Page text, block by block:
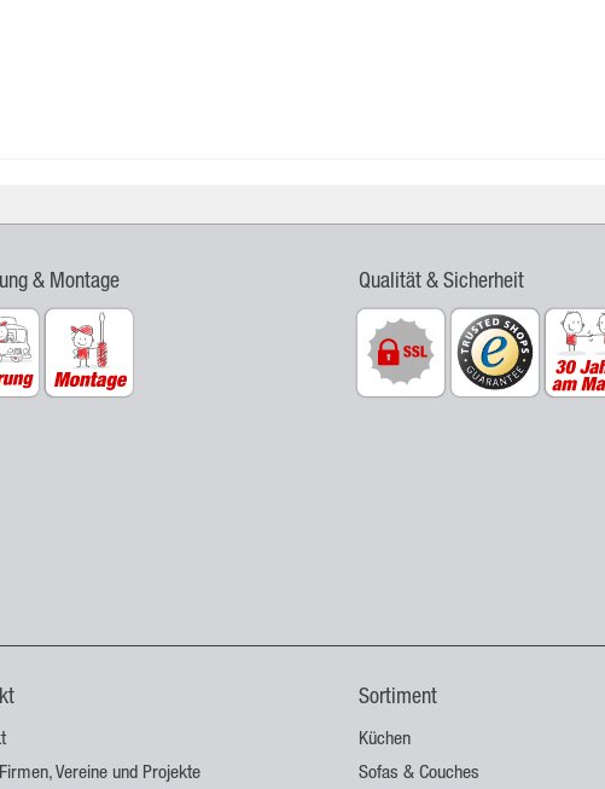
& Montage Qualität & Sicherheit
Vereine und Projekte
Sortiment
Küchen
Sofas & Couches